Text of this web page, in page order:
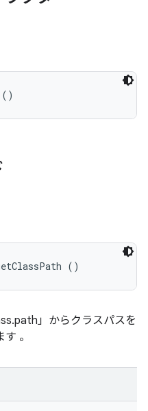
()
()
」からクラスパスを
。